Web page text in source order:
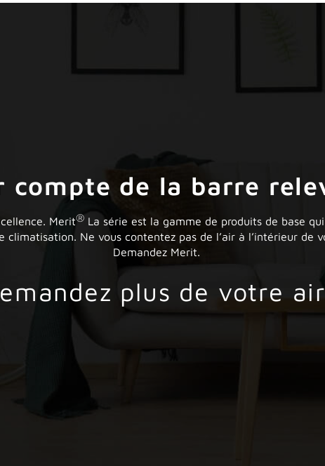
compte de la barre
Merit® La série est la gamme de produits de base
Ne vous contentez pas de l’air à l’intérieur de
Demandez Merit.
plus de votre